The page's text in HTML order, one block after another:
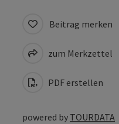
Beitrag merken
zum Merkzettel
PDF erstellen
powered by TOURDATA